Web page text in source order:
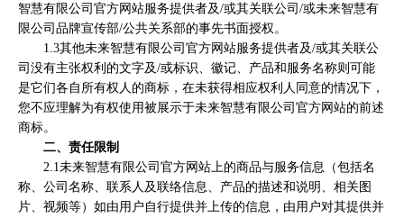
智慧有限公司官方网站服务提供者及/或其关联公司/或未来智慧有
限公司品牌宣传部/公共关系部的事先书面授权。
1.3其他未来智慧有限公司官方网站服务提供者及/或其关联公
司没有主张权利的文字及/或标识、徽记、产品和服务名称则可能
是它们各自所有权人的商标，在未获得相应权利人同意的情况下，
您不应理解为有权使用被展示于未来智慧有限公司官方网站的前述
商标。
二、责任限制
2.1未来智慧有限公司官方网站上的商品与服务信息（包括名
称、公司名称、联系人及联络信息、产品的描述和说明、相关图
片、视频等）如由用户自行提供并上传的信息，由用户对其提供并